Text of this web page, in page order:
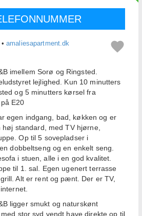
•amaliesapartment.dk
imellem Sorø og Ringsted.
lejlighed. Kun 10 minutters
og 5 minutters kørsel fra
E20
egen indgang, bad, køkken og er
standard, med TV hjørne,
Op til 5 sovepladser i
dobbeltseng og en enkelt seng.
i stuen, alle i en god kvalitet.
til 1. sal. Egen ugenert terrasse
Alt er rent og pænt. Der er TV,
ligger smukt og naturskønt
stor syd vendt have direkte op til